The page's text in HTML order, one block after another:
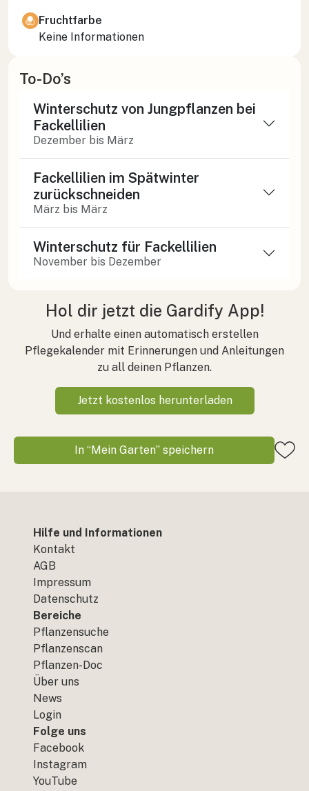
Fruchtfarbe
Keine Informationen
To-Do’s
Winterschutz von Jungpflanzen bei
Fackellilien
Dezember bis März
Fackellilien im Spätwinter
zurückschneiden
März bis März
Winterschutz für Fackellilien
November bis Dezember
Hol dir jetzt die Gardify App!
Und erhalte einen automatisch erstellen
Pflegekalender mit Erinnerungen und Anleitungen
zu all deinen Pflanzen.
Jetzt kostenlos herunterladen
In “Mein Garten” speichern
Hilfe und Informationen
Kontakt
AGB
Impressum
Datenschutz
Bereiche
Pflanzensuche
Pflanzenscan
Pflanzen-Doc
Über uns
News
Login
Folge uns
Facebook
Instagram
YouTube